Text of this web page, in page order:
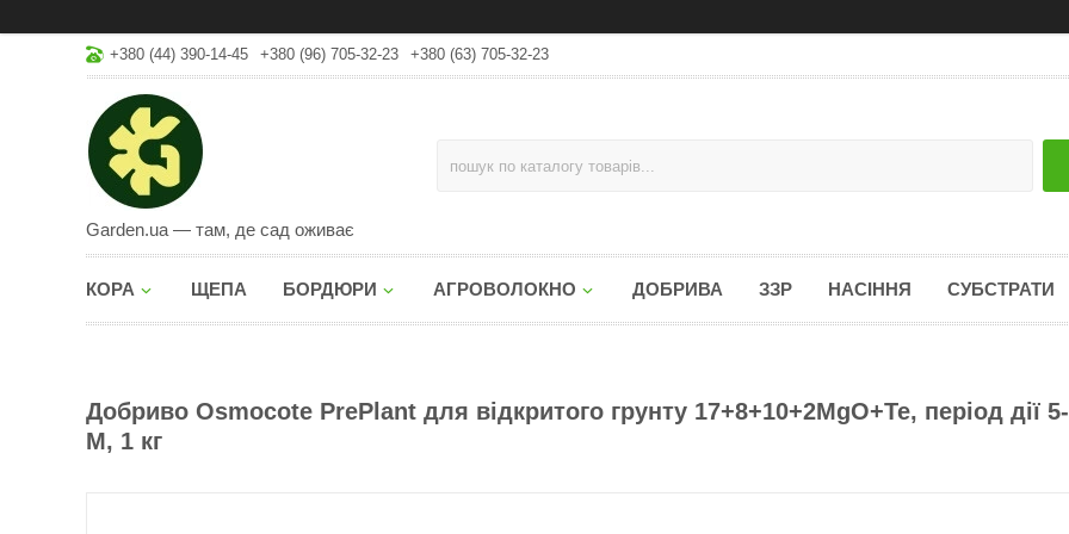
+380 (44) 390-14-45 +380 (96) 705-32-23 +380 (63) 705-32-23
Garden.ua — там, де сад оживає
КОРА ЩЕПА БОРДЮРИ АГРОВОЛОКНО ДОБРИВА ЗЗР НАСІННЯ СУБСТРАТИ
Добриво Osmocote PrePlant для відкритого грунту 17+8+10+2MgO+Te, період дії
M, 1 кг